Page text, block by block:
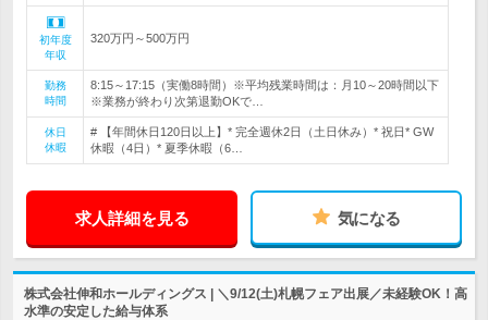
初年度
年収
320万円～500万円
勤務
時間
8:15～17:15（実働8時間）※平均残業時間は：月10～20時間以下
※業務が終わり次第退勤OKで…
休日
休暇
# 【年間休日120日以上】* 完全週休2日（土日休み）* 祝日* GW
休暇（4日）* 夏季休暇（6…
求人詳細を見る 気になる
株式会社伸和ホールディングス | ＼9/12(土)札幌フェア出展／未経験OK！高
水準の安定した給与体系